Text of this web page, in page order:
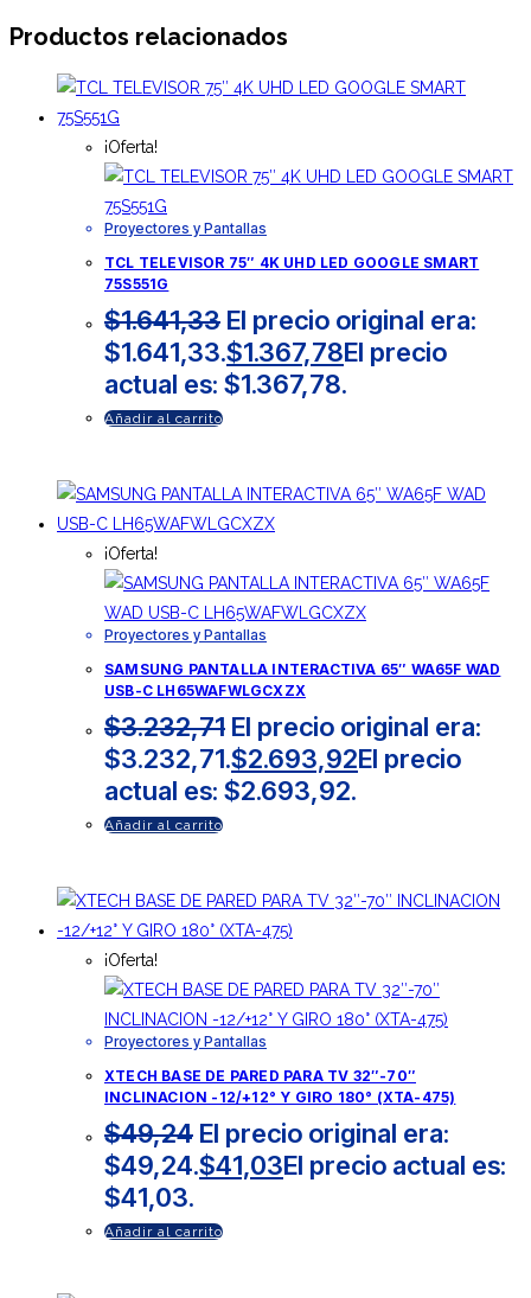
Productos relacionados
¡Oferta!
Proyectores y Pantallas
TCL TELEVISOR 75″ 4K UHD LED GOOGLE SMART
75S551G
$1.641,33 El precio original era:
$1.641,33.$1.367,78El precio
actual es: $1.367,78.
Añadir al carrito
¡Oferta!
Proyectores y Pantallas
SAMSUNG PANTALLA INTERACTIVA 65″ WA65F WAD
USB-C LH65WAFWLGCXZX
$3.232,71 El precio original era:
$3.232,71.$2.693,92El precio
actual es: $2.693,92.
Añadir al carrito
¡Oferta!
Proyectores y Pantallas
XTECH BASE DE PARED PARA TV 32″-70″
INCLINACION -12/+12° Y GIRO 180° (XTA-475)
$49,24 El precio original era:
$49,24.$41,03El precio actual es:
$41,03.
Añadir al carrito